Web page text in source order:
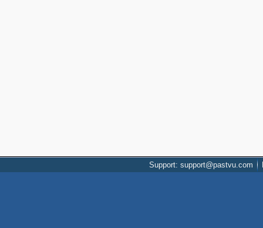
Support: support@pastvu.com